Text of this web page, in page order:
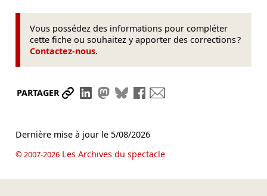
Vous possédez des informations pour compléter
cette fiche ou souhaitez y apporter des corrections ?
Contactez-nous.
PARTAGER Partager le lien
Partager sur LinkedIn
Partager sur Mastodon
Partager sur Bluesky
Partager sur Facebook
Dernière mise à jour le 5/08/2026
© 2007-2026Les Archives du spectacle